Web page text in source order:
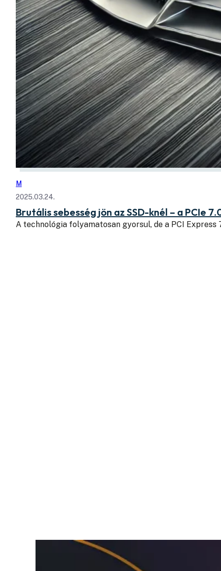
M
2025.03.24.
Brutális sebesség jön az SSD-knél – a PCIe
A technológia folyamatosan gyorsul, de a PCI Express